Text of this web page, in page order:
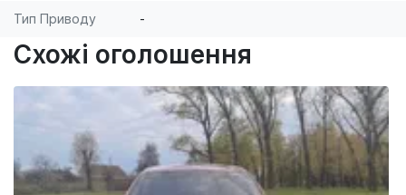
Тип Приводу -
Схожі оголошення